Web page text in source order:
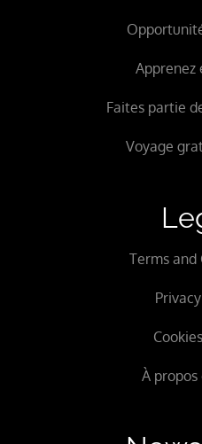
Apprenez
Faites partie
Voyage
Terms and
À propos